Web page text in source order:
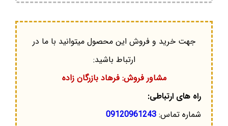
جهت خرید و فروش این محصول میتوانید با ما در
ارتباط باشید:
مشاور فروش: فرهاد بازرگان زاده
راه های ارتباطی:
شماره تماس: 09120961243